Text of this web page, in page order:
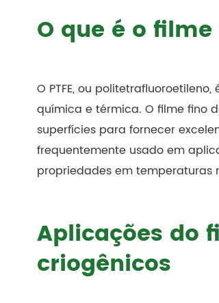
O que é o filme
O PTFE, ou
química e térmica. O filme fino
superfícies para fornecer
frequentemente usado em
propriedades em temperaturas
Aplicações do
criogênicos